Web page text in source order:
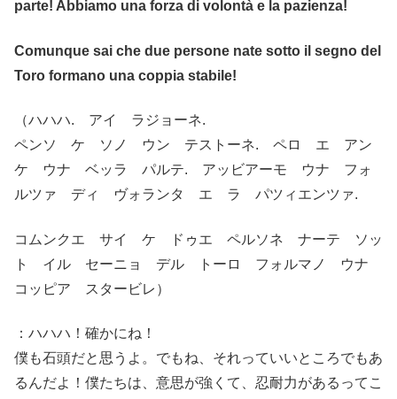
parte! Abbiamo una forza di volontà e la pazienza!
Comunque sai che due persone nate sotto il segno del
Toro formano una coppia stabile!
（ハハハ. アイ ラジョーネ.
ペンソ ケ ソノ ウン テストーネ. ペロ エ アン
ケ ウナ ベッラ パルテ. アッビアーモ ウナ フォ
ルツァ ディ ヴォランタ エ ラ パツィエンツァ.
コムンクエ サイ ケ ドゥエ ペルソネ ナーテ ソッ
ト イル セーニョ デル トーロ フォルマノ ウナ
コッピア スタービレ）
：ハハハ！確かにね！
僕も石頭だと思うよ。でもね、それっていいところでもあ
るんだよ！僕たちは、意思が強くて、忍耐力があるってこ